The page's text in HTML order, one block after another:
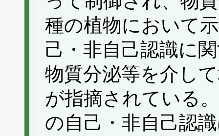
種の植物において
己・非自己認識に
物質分泌等を介し
が指摘されている
の自己・非自己認